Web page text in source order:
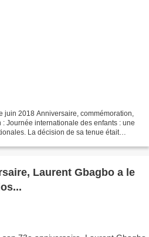
juin 2018 Anniversaire, commémoration,
Journée internationale des enfants : une
La décision de sa tenue était
Laurent Gbagbo a le